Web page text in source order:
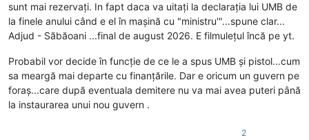
sunt mai rezervați. In fapt daca va uitați la declarația lui UMB de
la finele anului când e el în mașină cu "ministru'"...spune clar...
Adjud - Săbăoani ...final de august 2026. E filmulețul încă pe yt.
Probabil vor decide în funcție de ce le a spus UMB și pistol...cum
sa meargă mai departe cu finanțările. Dar e oricum un guvern pe
foraș...care după eventuala demitere nu va mai avea puteri până
la instaurarea unui nou guvern .
2